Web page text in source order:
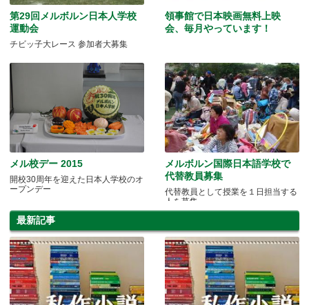
第29回メルボルン日本人学校
運動会
チビッ子大レース 参加者大募集
領事館で日本映画無料上映
会、毎月やっています！
メル校デー 2015
開校30周年を迎えた日本人学校のオ
ープンデー
メルボルン国際日本語学校で
代替教員募集
代替教員として授業を１日担当する
人を募集
最新記事